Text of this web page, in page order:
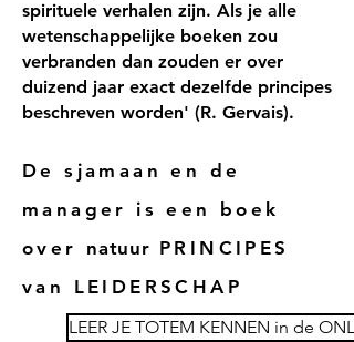
spirituele verhalen zijn. Als je alle
wetenschappelijke boeken zou
verbranden dan zouden er over
duizend jaar exact dezelfde principes
beschreven worden' (R. Gervais).
De sjamaan en de
manager is een boek
over natuur PRINCIPES
van LEIDERSCHAP
LEER JE TOTEM KENNEN in de